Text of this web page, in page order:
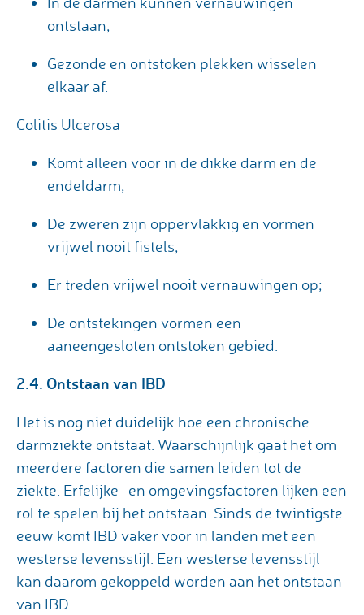
ontstaan;
Gezonde en ontstoken plekken wisselen
elkaar af.
Colitis Ulcerosa
Komt alleen voor in de dikke darm en de
endeldarm;
De zweren zijn oppervlakkig en vormen
vrijwel nooit fistels;
Er treden vrijwel nooit vernauwingen op;
De ontstekingen vormen een
aaneengesloten ontstoken gebied.
2.4. Ontstaan van IBD
Het is nog niet duidelijk hoe een chronische
darmziekte ontstaat. Waarschijnlijk gaat het om
meerdere factoren die samen leiden tot de
ziekte. Erfelijke- en omgevingsfactoren lijken een
rol te spelen bij het ontstaan. Sinds de twintigste
eeuw komt IBD vaker voor in landen met een
westerse levensstijl. Een westerse levensstijl
kan daarom gekoppeld worden aan het ontstaan
van IBD.